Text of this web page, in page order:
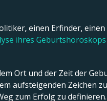
einen Erfinder,
ihres Geburtshoroskops
Ort und der Zeit der
aufsteigenden Zeichen
zum Erfolg zu